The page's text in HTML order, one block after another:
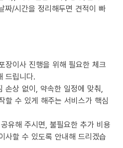
짜/시간을 정리해두면 견적이 빠
장이사 진행을 위해 필요한 체크
드립니다.
손상 없이, 약속한 일정에 맞춰,
할 수 있게 해주는 서비스가 핵심
유해 주시면, 불필요한 추가 비용
사할 수 있도록 안내해 드리겠습